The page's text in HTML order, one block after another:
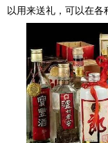
以用来送礼，可以在各